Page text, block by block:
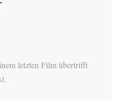
letzten Film übertrifft